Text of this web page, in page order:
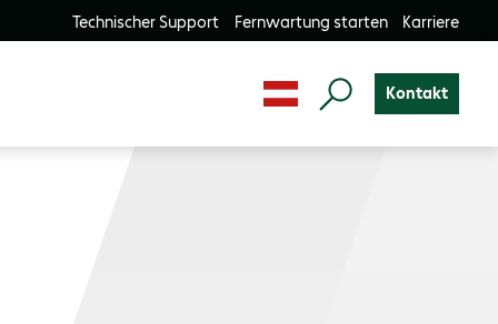
Technischer Support Fernwartung starten Karriere
Kontakt